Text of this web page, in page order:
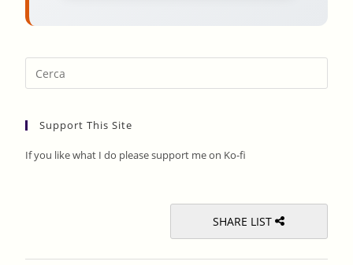
Support This Site
If you like what I do please support me on Ko-fi
SHARE LIST